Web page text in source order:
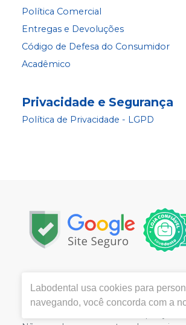
Política Comercial
Entregas e Devoluções
Código de Defesa do Consumidor
Acadêmico
Privacidade e Segurança
Política de Privacidade - LGPD
Email:labo@labodental.com.br|
ANVISA 4645-1/03-00-
meramente ilustrativas - Os preços
Labodental usa cookies para
navegando, você concorda com a